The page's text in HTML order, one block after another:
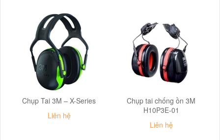
Chụp Tai 3M – X-Series
Liên hệ
Chụp tai chống ồn 3M
H10P3E-01
Liên hệ